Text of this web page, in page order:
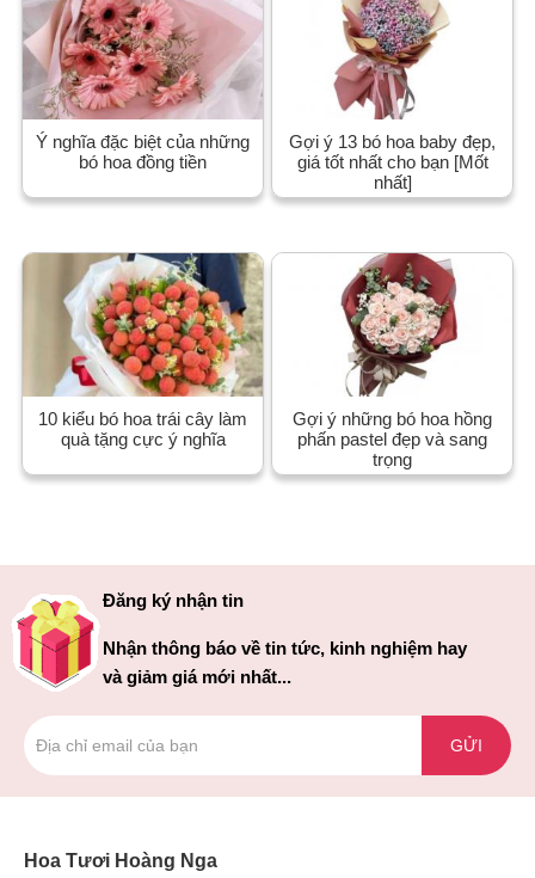
Ý nghĩa đặc biệt của những
bó hoa đồng tiền
Gợi ý 13 bó hoa baby đẹp,
giá tốt nhất cho bạn [Mốt
nhất]
10 kiểu bó hoa trái cây làm
quà tặng cực ý nghĩa
Gợi ý những bó hoa hồng
phấn pastel đẹp và sang
trọng
Đăng ký nhận tin
Nhận thông báo về tin tức, kinh nghiệm hay
và giảm giá mới nhất...
GỬI
Hoa Tươi Hoàng Nga